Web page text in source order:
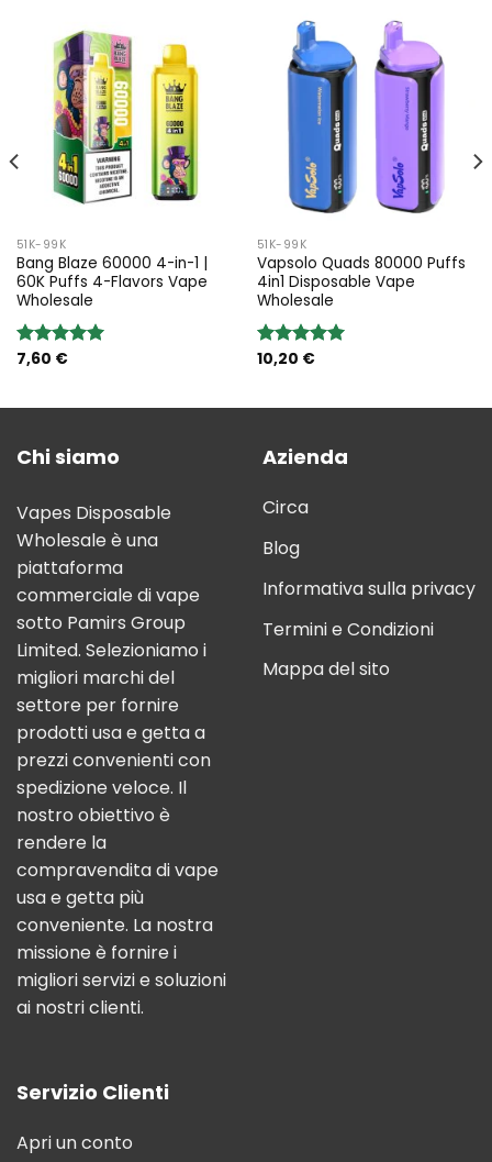
51K-99K
Bang Blaze 60000 4-in-1 |
60K Puffs 4-Flavors Vape
Wholesale
Rated5.00
7,60 €
51K-99K
Vapsolo Quads 80000 Puffs
4in1 Disposable Vape
Wholesale
Rated5.00
10,20 €
Chi siamo
Vapes Disposable
Wholesale è una
piattaforma
commerciale di vape
sotto Pamirs Group
Limited. Selezioniamo i
migliori marchi del
settore per fornire
prodotti usa e getta a
prezzi convenienti con
spedizione veloce. Il
nostro obiettivo è
rendere la
compravendita di vape
usa e getta più
conveniente. La nostra
missione è fornire i
migliori servizi e soluzioni
ai nostri clienti.
Azienda
Circa
Blog
Informativa sulla privacy
Termini e Condizioni
Mappa del sito
Servizio Clienti
Apri un conto